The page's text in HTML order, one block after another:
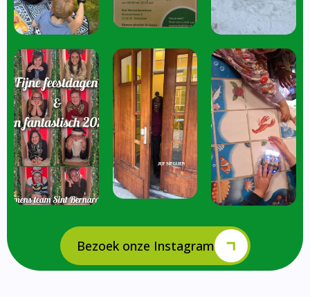
Bezoek onze Instagram